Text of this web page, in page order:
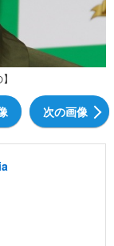
次の画像